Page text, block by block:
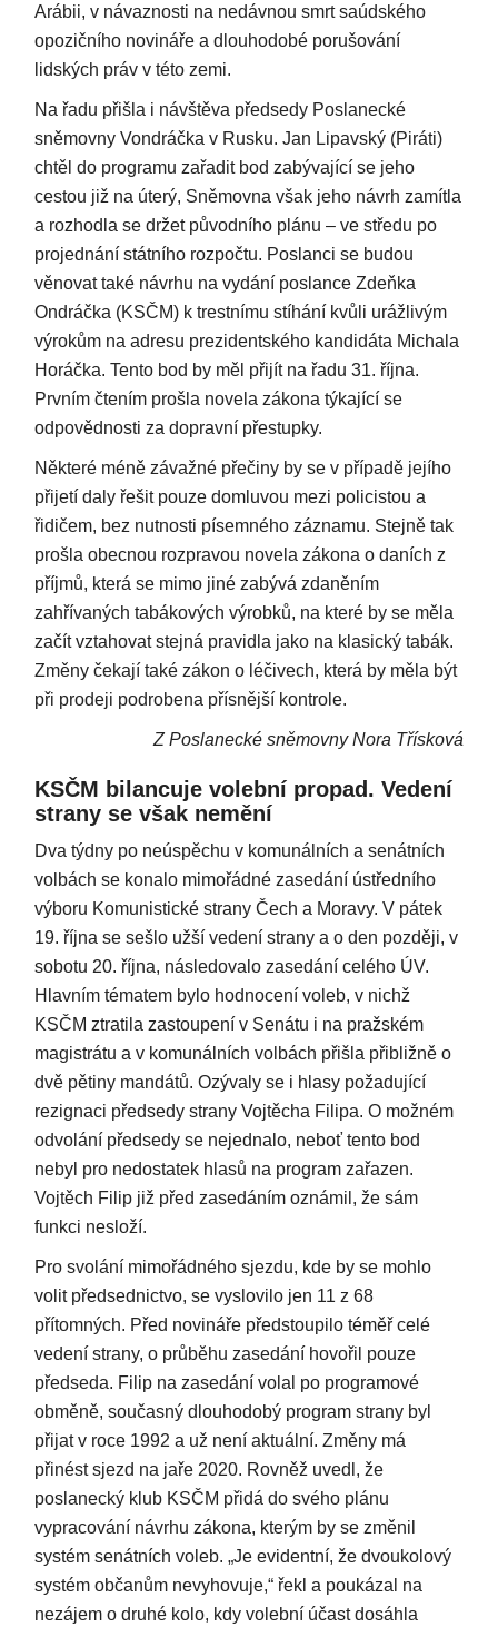
Arábii, v návaznosti na nedávnou smrt saúdského
opozičního novináře a dlouhodobé porušování
lidských práv v této zemi.
Na řadu přišla i návštěva předsedy Poslanecké
sněmovny Vondráčka v Rusku. Jan Lipavský (Piráti)
chtěl do programu zařadit bod zabývající se jeho
cestou již na úterý, Sněmovna však jeho návrh zamítla
a rozhodla se držet původního plánu – ve středu po
projednání státního rozpočtu. Poslanci se budou
věnovat také návrhu na vydání poslance Zdeňka
Ondráčka (KSČM) k trestnímu stíhání kvůli urážlivým
výrokům na adresu prezidentského kandidáta Michala
Horáčka. Tento bod by měl přijít na řadu 31. října.
Prvním čtením prošla novela zákona týkající se
odpovědnosti za dopravní přestupky.
Některé méně závažné přečiny by se v případě jejího
přijetí daly řešit pouze domluvou mezi policistou a
řidičem, bez nutnosti písemného záznamu. Stejně tak
prošla obecnou rozpravou novela zákona o daních z
příjmů, která se mimo jiné zabývá zdaněním
zahřívaných tabákových výrobků, na které by se měla
začít vztahovat stejná pravidla jako na klasický tabák.
Změny čekají také zákon o léčivech, která by měla být
při prodeji podrobena přísnější kontrole.
Z Poslanecké sněmovny Nora Třísková
KSČM bilancuje volební propad. Vedení
strany se však nemění
Dva týdny po neúspěchu v komunálních a senátních
volbách se konalo mimořádné zasedání ústředního
výboru Komunistické strany Čech a Moravy. V pátek
19. října se sešlo užší vedení strany a o den později, v
sobotu 20. října, následovalo zasedání celého ÚV.
Hlavním tématem bylo hodnocení voleb, v nichž
KSČM ztratila zastoupení v Senátu i na pražském
magistrátu a v komunálních volbách přišla přibližně o
dvě pětiny mandátů. Ozývaly se i hlasy požadující
rezignaci předsedy strany Vojtěcha Filipa. O možném
odvolání předsedy se nejednalo, neboť tento bod
nebyl pro nedostatek hlasů na program zařazen.
Vojtěch Filip již před zasedáním oznámil, že sám
funkci nesloží.
Pro svolání mimořádného sjezdu, kde by se mohlo
volit předsednictvo, se vyslovilo jen 11 z 68
přítomných. Před novináře předstoupilo téměř celé
vedení strany, o průběhu zasedání hovořil pouze
předseda. Filip na zasedání volal po programové
obměně, současný dlouhodobý program strany byl
přijat v roce 1992 a už není aktuální. Změny má
přinést sjezd na jaře 2020. Rovněž uvedl, že
poslanecký klub KSČM přidá do svého plánu
vypracování návrhu zákona, kterým by se změnil
systém senátních voleb. „Je evidentní, že dvoukolový
systém občanům nevyhovuje,“ řekl a poukázal na
nezájem o druhé kolo, kdy volební účast dosáhla